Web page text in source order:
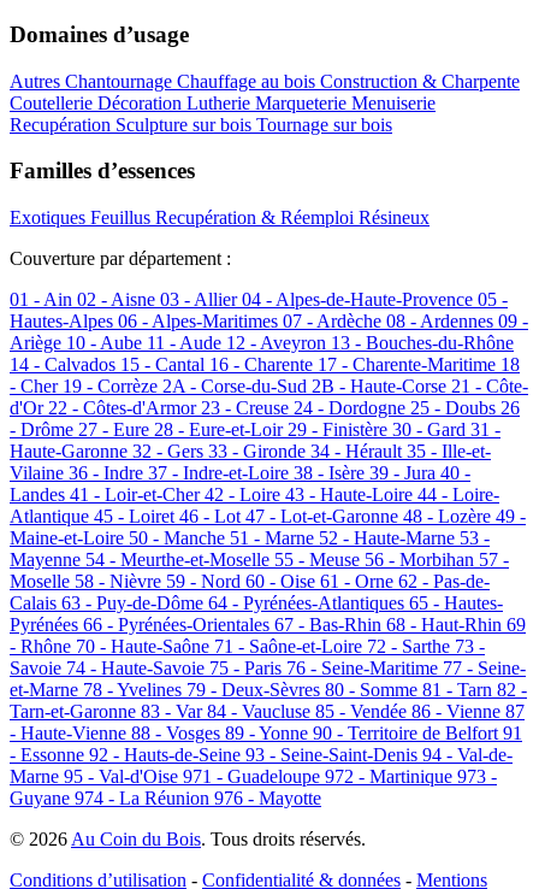
Domaines d’usage
Autres Chantournage Chauffage au bois Construction & Charpente
Coutellerie Décoration Lutherie Marqueterie Menuiserie
Recupération Sculpture sur bois Tournage sur bois
Familles d’essences
Exotiques Feuillus Recupération & Réemploi Résineux
Couverture par département :
01 - Ain 02 - Aisne 03 - Allier04 - Alpes-de-Haute-Provence 05 -
Hautes-Alpes 06 - Alpes-Maritimes 07 - Ardèche 08 - Ardennes 09 -
Ariège 10 - Aube 11 - Aude 12 - Aveyron 13 - Bouches-du-Rhône
14 - Calvados 15 - Cantal 16 - Charente 17 - Charente-Maritime 18
- Cher 19 - Corrèze 2A - Corse-du-Sud 2B - Haute-Corse 21 - Côte-
d'Or 22 - Côtes-d'Armor 23 - Creuse 24 - Dordogne 25 - Doubs 26
- Drôme 27 - Eure 28 - Eure-et-Loir 29 - Finistère 30 - Gard 31 -
Haute-Garonne 32 - Gers 33 - Gironde 34 - Hérault 35 - Ille-et-
Vilaine 36 - Indre 37 - Indre-et-Loire 38 - Isère 39 - Jura 40 -
Landes 41 - Loir-et-Cher42 - Loire 43 - Haute-Loire 44 - Loire-
Atlantique 45 - Loiret 46 - Lot 47 - Lot-et-Garonne 48 - Lozère 49 -
Maine-et-Loire 50 - Manche 51 - Marne 52 - Haute-Marne 53 -
Mayenne 54 - Meurthe-et-Moselle 55 - Meuse 56 - Morbihan 57 -
Moselle 58 - Nièvre 59 - Nord 60 - Oise 61 - Orne 62 - Pas-de-
Calais 63 - Puy-de-Dôme 64 - Pyrénées-Atlantiques 65 - Hautes-
Pyrénées 66 - Pyrénées-Orientales 67 - Bas-Rhin 68 - Haut-Rhin 69
- Rhône 70 - Haute-Saône 71 - Saône-et-Loire 72 - Sarthe 73 -
Savoie 74 - Haute-Savoie 75 - Paris 76 - Seine-Maritime 77 - Seine-
et-Marne 78 - Yvelines 79 - Deux-Sèvres 80 - Somme 81 - Tarn 82 -
Tarn-et-Garonne 83 - Var84 - Vaucluse 85 - Vendée 86 - Vienne 87
- Haute-Vienne 88 - Vosges 89 - Yonne 90 - Territoire de Belfort 91
- Essonne 92 - Hauts-de-Seine 93 - Seine-Saint-Denis 94 - Val-de-
Marne 95 - Val-d'Oise 971 - Guadeloupe 972 - Martinique 973 -
Guyane 974 - La Réunion 976 - Mayotte
© 2026 Au Coin du Bois. Tous droits réservés.
Conditions d’utilisation - Confidentialité & données - Mentions